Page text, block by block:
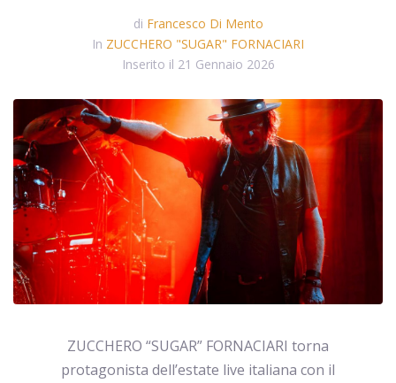
di Francesco Di Mento
In ZUCCHERO "SUGAR" FORNACIARI
Inserito il 21 Gennaio 2026
ZUCCHERO “SUGAR” FORNACIARI torna
protagonista dell’estate live italiana con il